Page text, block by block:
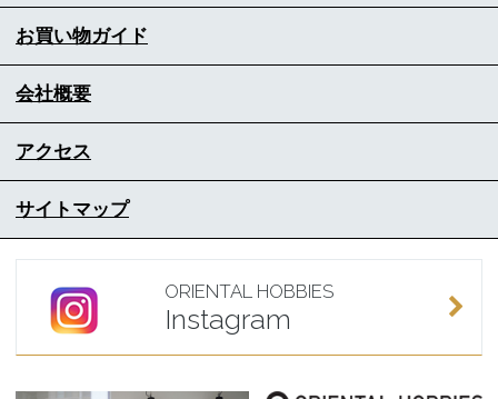
お買い物ガイド
会社概要
アクセス
サイトマップ
ORIENTAL HOBBIES
Instagram